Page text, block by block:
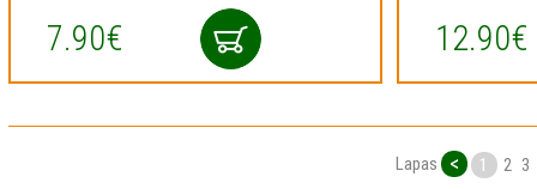
7.90€ 12.90€
Lapas < 1 2 3